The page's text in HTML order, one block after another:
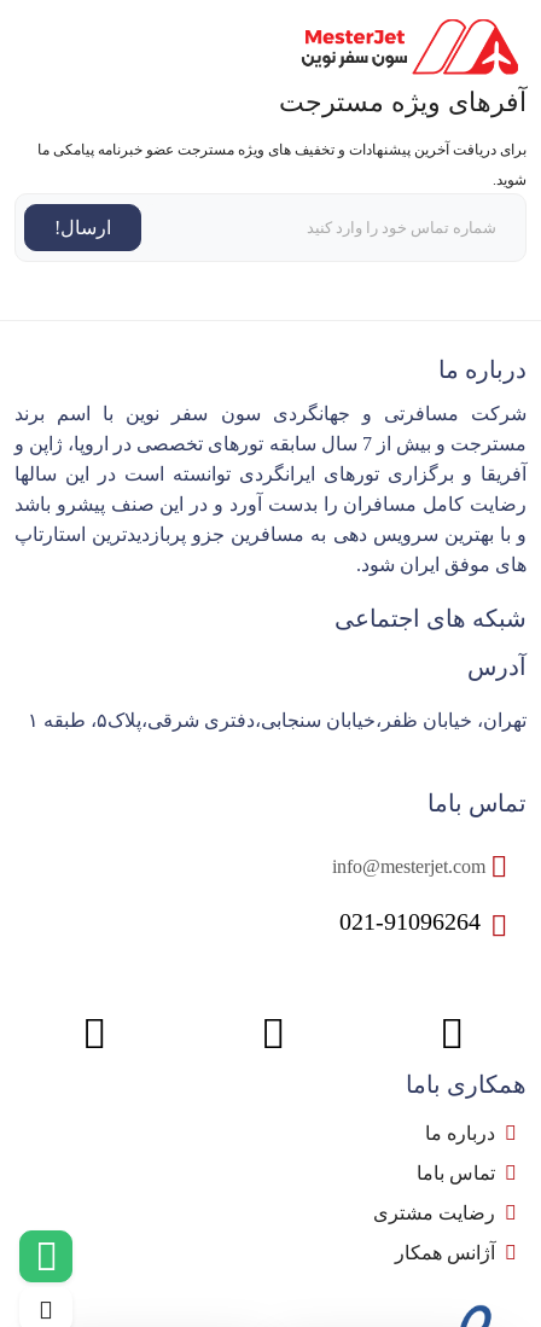
آفرهای ویژه مسترجت
برای دریافت آخرین پیشنهادات و تخفیف های ویژه مسترجت عضو خبرنامه پیامکی ما
شوید.
ارسال!
درباره ما
شرکت مسافرتی و جهانگردی سون سفر نوین با اسم برند
مسترجت و بیش از 7 سال سابقه تورهای تخصصی در اروپا، ژاپن و
آفریقا و برگزاری تورهای ایرانگردی توانسته است در این سالها
رضایت کامل مسافران را بدست آورد و در این صنف پیشرو باشد
و با بهترین سرویس دهی به مسافرین جزو پربازدیدترین استارتاپ
های موفق ایران شود.
شبکه های اجتماعی
آدرس
تهران، خیابان ظفر،خیابان سنجابی،دفتری شرقی،پلاک۵، طبقه ۱
تماس باما
021-91096264
همکاری باما
درباره ما
تماس باما
رضایت مشتری
آژانس همکار